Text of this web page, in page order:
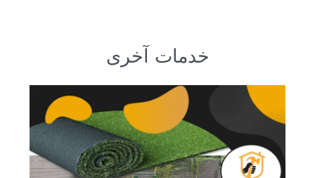
خدمات آخرى